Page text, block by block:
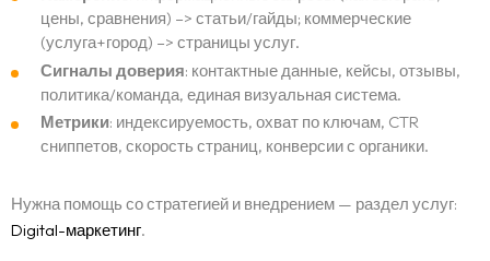
цены, сравнения) –> статьи/гайды; коммерческие
(услуга+город) –> страницы услуг.
Сигналы доверия: контактные данные, кейсы, отзывы,
политика/команда, единая визуальная система.
Метрики: индексируемость, охват по ключам, CTR
сниппетов, скорость страниц, конверсии с органики.
Нужна помощь со стратегией и внедрением — раздел услуг:
Digital-маркетинг.